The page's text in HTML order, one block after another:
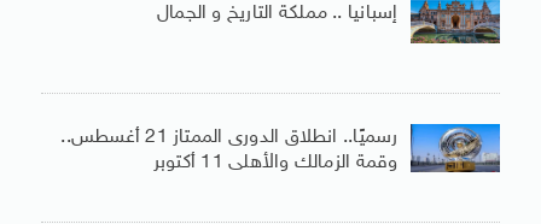
إسبانيا .. مملكة التاريخ و الجمال
رسميًا.. انطلاق الدورى الممتاز 21 أغسطس..
وقمة الزمالك والأهلى 11 أكتوبر